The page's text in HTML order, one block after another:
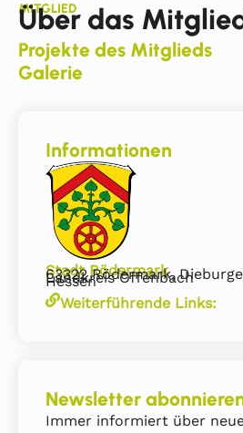
MITGLIED
Über das
Projekte des Mitglieds
Galerie
Informationen
Stadt Rödermark
63322 Rödermark,
Landkreis Offenbach
Hessen
Weiterführende Links:
Newsletter
Immer informiert über